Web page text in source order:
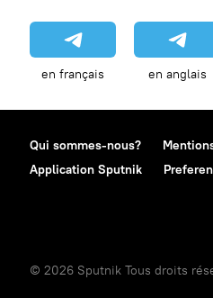
en français en anglais
Qui sommes-nous?
Application Sputnik
© 2026 Sputnik Tous droits